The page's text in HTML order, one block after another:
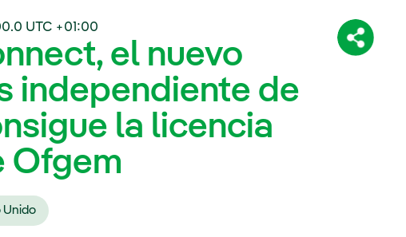
UTC +01:00
el nuevo
independiente de
la licencia
Ofgem
Unido